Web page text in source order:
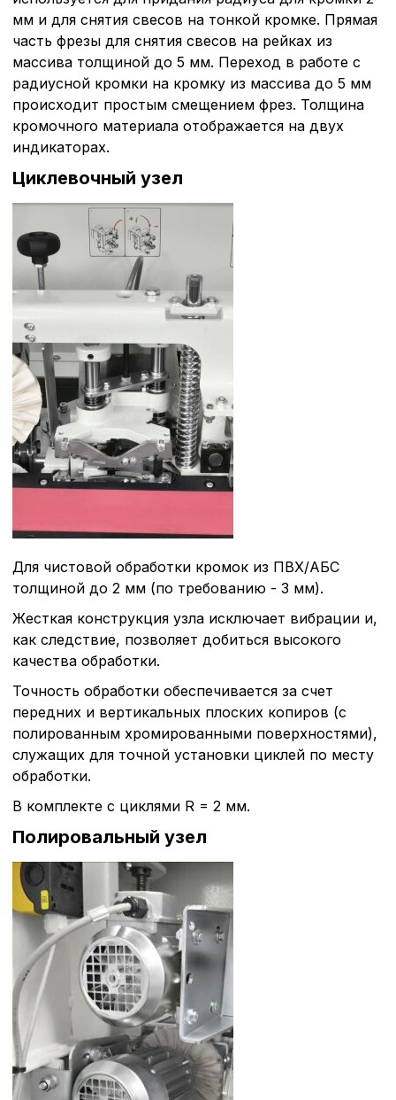
мм и для снятия свесов на тонкой кромке. Прямая
часть фрезы для снятия свесов на рейках из
массива толщиной до 5 мм. Переход в работе с
радиусной кромки на кромку из массива до 5 мм
происходит простым смещением фрез. Толщина
кромочного материала отображается на двух
индикаторах.
Циклевочный узел
Для чистовой обработки кромок из ПВХ/АБС
толщиной до 2 мм (по требованию - 3 мм).
Жесткая конструкция узла исключает вибрации и,
как следствие, позволяет добиться высокого
качества обработки.
Точность обработки обеспечивается за счет
передних и вертикальных плоских копиров (с
полированным хромированными поверхностями),
служащих для точной установки циклей по месту
обработки.
В комплекте с циклями R = 2 мм.
Полировальный узел